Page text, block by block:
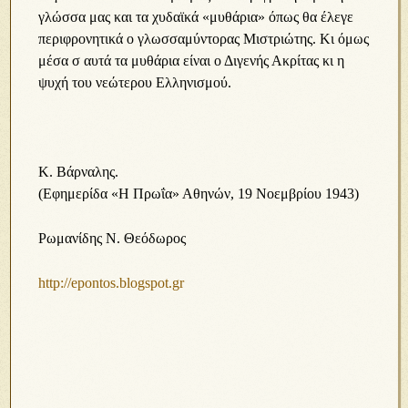
γλώσσα μας και τα χυδαϊκά «μυθάρια» όπως θα έλεγε
περιφρονητικά ο γλωσσαμύντορας Μιστριώτης. Κι όμως
μέσα σ αυτά τα μυθάρια είναι ο Διγενής Ακρίτας κι η
ψυχή του νεώτερου Ελληνισμού.
Κ. Βάρναλης.
(Εφημερίδα «Η Πρωΐα» Αθηνών, 19 Νοεμβρίου 1943)
Ρωμανίδης Ν. Θεόδωρος
http://epontos.blogspot.gr